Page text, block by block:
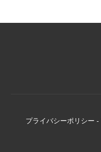
プライバシーポリシー -